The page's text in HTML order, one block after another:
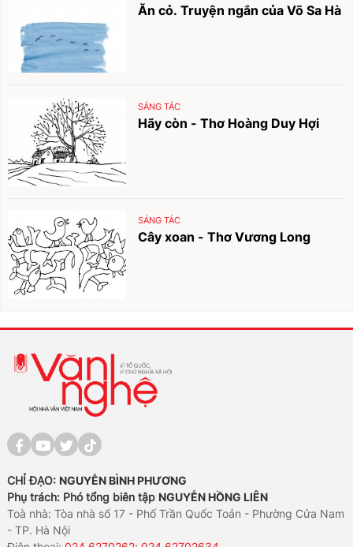
Ăn cỏ. Truyện ngắn của Võ Sa Hà
SÁNG TÁC
Hãy còn - Thơ Hoàng Duy Hợi
SÁNG TÁC
Cây xoan - Thơ Vương Long
CHỈ ĐẠO: NGUYỄN BÌNH PHƯƠNG
Phụ trách: Phó tổng biên tập NGUYỄN HỒNG LIÊN
Toà nhà: Tòa nhà số 17 - Phố Trần Quốc Toản - Phường Cửa Nam
- TP. Hà Nội